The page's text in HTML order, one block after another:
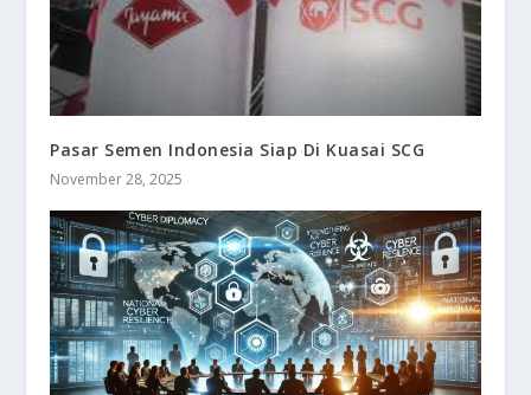
Pasar Semen Indonesia Siap Di Kuasai SCG
November 28, 2025